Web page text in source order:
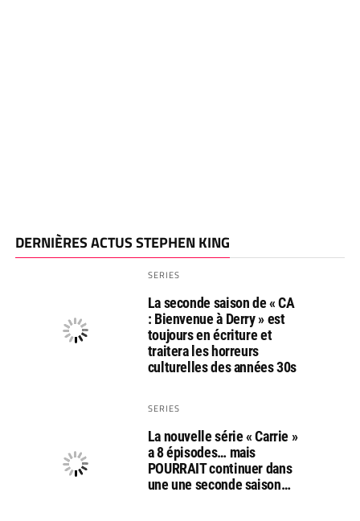
DERNIÈRES ACTUS STEPHEN KING
SERIES
La seconde saison de « CA
: Bienvenue à Derry » est
toujours en écriture et
traitera les horreurs
culturelles des années 30s
SERIES
La nouvelle série « Carrie »
a 8 épisodes… mais
POURRAIT continuer dans
une une seconde saison…